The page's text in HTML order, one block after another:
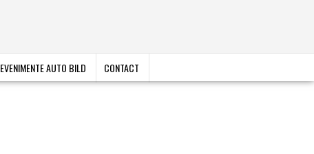
EVENIMENTE AUTO BILD CONTACT